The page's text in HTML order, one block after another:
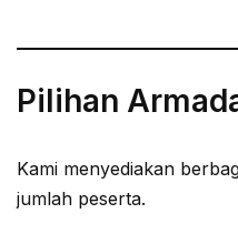
Pilihan
Kami menyediakan
jumlah peserta.